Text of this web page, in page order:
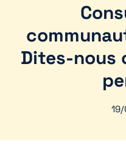
Dites-nous